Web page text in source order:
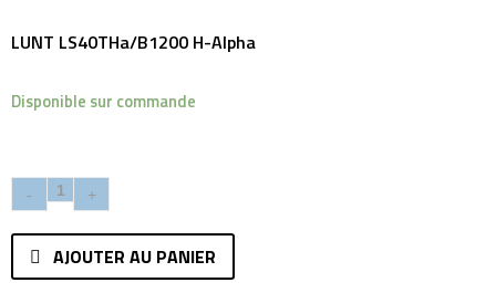
LUNT LS40THa/B1200 H-Alpha
Disponible sur commande
AJOUTER AU PANIER